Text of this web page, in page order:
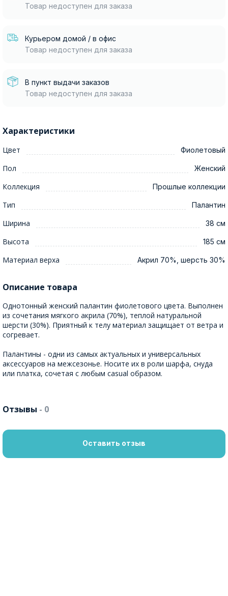
Товар недоступен для заказа
Курьером домой / в офис
Товар недоступен для заказа
В пункт выдачи заказов
Товар недоступен для заказа
Характеристики
Цвет Фиолетовый
Пол Женский
Коллекция Прошлые коллекции
Тип Палантин
Ширина 38 см
Высота 185 см
Материал верха Акрил 70%, шерсть 30%
Описание товара
Однотонный женский палантин фиолетового цвета. Выполнен
из сочетания мягкого акрила (70%), теплой натуральной
шерсти (30%). Приятный к телу материал защищает от ветра и
согревает.
Палантины - одни из самых актуальных и универсальных
аксессуаров на межсезонье. Носите их в роли шарфа, снуда
или платка, сочетая с любым casual образом.
Отзывы - 0
Оставить отзыв